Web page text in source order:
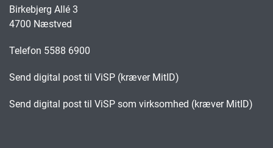
Birkebjerg Allé 3
4700 Næstved
Telefon 5588 6900
Send digital post til ViSP (kræver MitID)
Send digital post til ViSP som virksomhed (kræver MitID)